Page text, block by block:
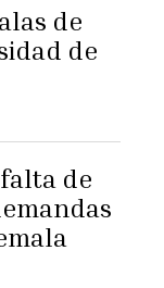
de
de
de